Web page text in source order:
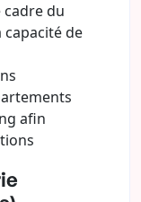
du
de
afin